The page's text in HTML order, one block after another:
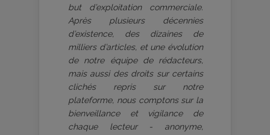
but d’exploitation commerciale.
Après plusieurs décennies
d’existence, des dizaines de
milliers d’articles, et une évolution
de notre équipe de rédacteurs,
mais aussi des droits sur certains
clichés repris sur notre
plateforme, nous comptons sur la
bienveillance et vigilance de
chaque lecteur - anonyme,